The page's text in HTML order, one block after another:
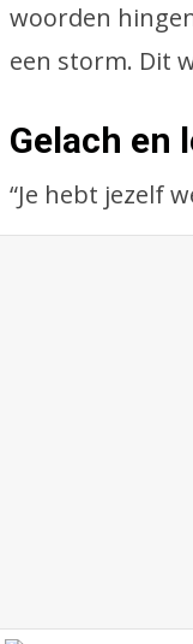
woorden
een storm. Dit
Gelach en
“Je hebt jezelf